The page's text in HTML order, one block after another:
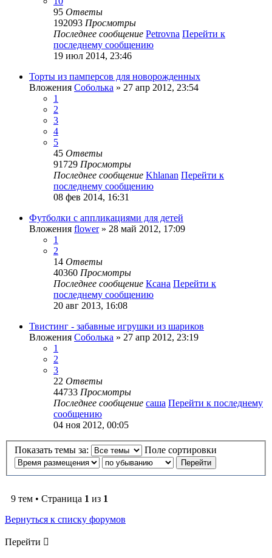
95 Ответы
192093 Просмотры
Последнее сообщение Petrovna Перейти к
последнему сообщению
19 июл 2014, 23:46
Торты из памперсов для новорожденных
Вложения Соболька » 27 апр 2012, 23:54
1
2
3
4
5
45 Ответы
91729 Просмотры
Последнее сообщение Khlanan Перейти к
последнему сообщению
08 фев 2014, 16:31
Футболки с аппликациями для детей
Вложения flower» 28 май 2012, 17:09
1
2
14 Ответы
40360 Просмотры
Последнее сообщение Ксана Перейти к
последнему сообщению
20 авг 2013, 16:08
Твистинг - забавные игрушки из шариков
Вложения Соболька » 27 апр 2012, 23:19
1
2
3
22 Ответы
44733 Просмотры
Последнее сообщение саша Перейти к последнему
сообщению
04 ноя 2012, 00:05
Показать темы за: Поле сортировки
9 тем • Страница 1 из 1
Вернуться к списку форумов
Перейти